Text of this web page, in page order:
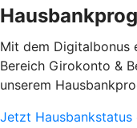
Mit dem Digitalbonus
Bereich Girokonto &
unserem
Jetzt Hausbankstatus